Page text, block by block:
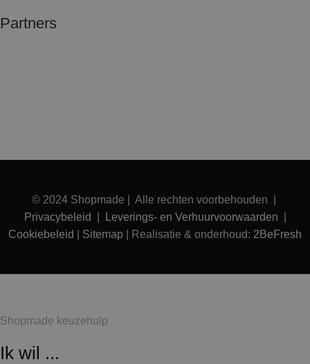
Partners
© 2024 Shopmade | Alle rechten voorbehouden |
Privacybeleid
Leverings- en Verhuurvoorwaarden
Cookiebeleid
Sitemap | Realisatie & onderhoud: 2BeFresh
Shopmade keuzehulp
Ik wil ...